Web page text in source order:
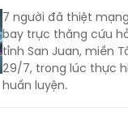
tỉnh San Juan, miền
29/7, trong lúc thực
huấn luyện.
Hàn Quốc